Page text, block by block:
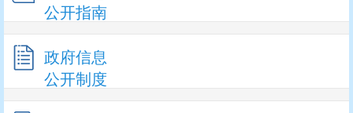
公开指南
政府信息
公开制度